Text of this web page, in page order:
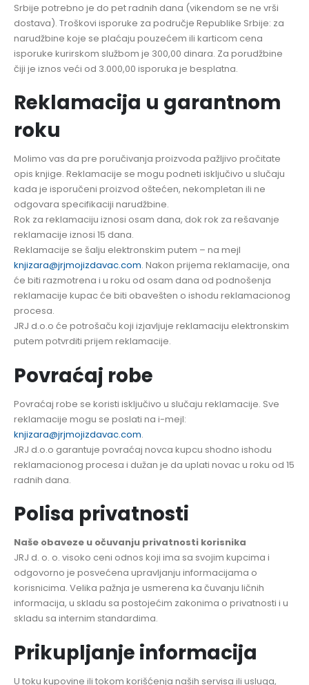
Srbije potrebno je do pet radnih dana (vikendom se ne vrši
dostava). Troškovi isporuke za područje Republike Srbije: za
narudžbine koje se plaćaju pouzećem ili karticom cena
isporuke kurirskom službom je 300,00 dinara. Za porudžbine
čiji je iznos veći od 3.000,00 isporuka je besplatna.
Reklamacija u garantnom
roku
Molimo vas da pre poručivanja proizvoda pažljivo pročitate
opis knjige. Reklamacije se mogu podneti isključivo u slučaju
kada je isporučeni proizvod oštećen, nekompletan ili ne
odgovara specifikaciji narudžbine.
Rok za reklamaciju iznosi osam dana, dok rok za rešavanje
reklamacije iznosi 15 dana.
Reklamacije se šalju elektronskim putem – na mejl
knjizara@jrjmojizdavac.com. Nakon prijema reklamacije, ona
će biti razmotrena i u roku od osam dana od podnošenja
reklamacije kupac će biti obavešten o ishodu reklamacionog
procesa.
JRJ d.o.o će potrošaču koji izjavljuje reklamaciju elektronskim
putem potvrditi prijem reklamacije.
Povraćaj robe
Povraćaj robe se koristi isključivo u slučaju reklamacije. Sve
reklamacije mogu se poslati na i-mejl:
knjizara@jrjmojizdavac.com.
JRJ d.o.o garantuje povraćaj novca kupcu shodno ishodu
reklamacionog procesa i dužan je da uplati novac u roku od 15
radnih dana.
Polisa privatnosti
Naše obaveze u očuvanju privatnosti korisnika
JRJ d. o. o. visoko ceni odnos koji ima sa svojim kupcima i
odgovorno je posvećena upravljanju informacijama o
korisnicima. Velika pažnja je usmerena ka čuvanju ličnih
informacija, u skladu sa postojećim zakonima o privatnosti i u
skladu sa internim standardima.
Prikupljanje informacija
U toku kupovine ili tokom korišćenja naših servisa ili usluga,